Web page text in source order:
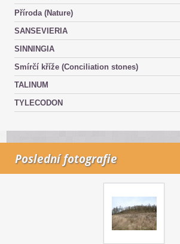
Příroda (Nature)
SANSEVIERIA
SINNINGIA
Smírčí kříže (Conciliation stones)
TALINUM
TYLECODON
Poslední fotografie